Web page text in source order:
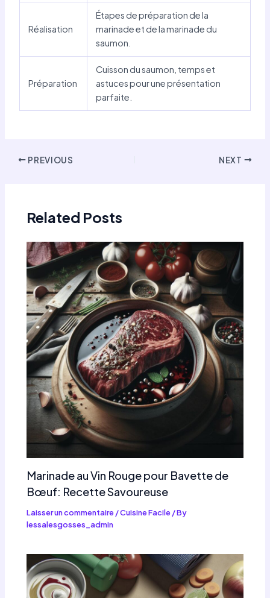
Réalisation
Étapes de préparation de la
marinade et de la marinade du
saumon.
Préparation
Cuisson du saumon, temps et
astuces pour une présentation
parfaite.
Post PREVIOUS NEXT
Related Posts
Marinade au Vin Rouge pour Bavette de
Bœuf: Recette Savoureuse
Laisser un commentaire/Cuisine Facile/ By
lessalesgosses_admin